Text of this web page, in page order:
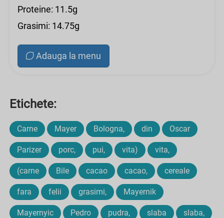
Proteine: 11.5g
Grasimi: 14.75g
Adauga la menu
Etichete:
Carne Mayer Bologna, din Oscar
Parizer porc, pui, vita) vita,
(carne Bile cacao cacao, cereale
fara felii grasimi, Mayernik
Mayernyic Pedro pudra, slaba slaba,